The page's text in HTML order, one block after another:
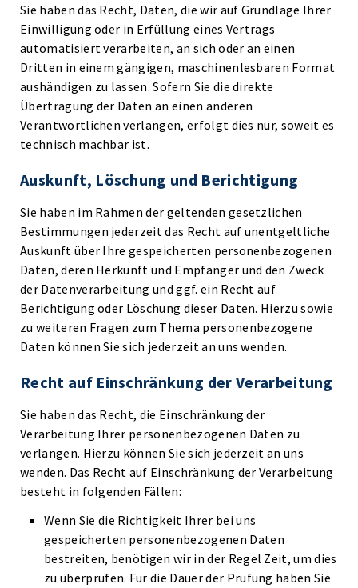
Sie haben das Recht, Daten, die wir auf Grundlage Ihrer
Einwilligung oder in Erfüllung eines Vertrags
automatisiert verarbeiten, an sich oder an einen
Dritten in einem gängigen, maschinenlesbaren Format
aushändigen zu lassen. Sofern Sie die direkte
Übertragung der Daten an einen anderen
Verantwortlichen verlangen, erfolgt dies nur, soweit es
technisch machbar ist.
Auskunft, Löschung und Berichtigung
Sie haben im Rahmen der geltenden gesetzlichen
Bestimmungen jederzeit das Recht auf unentgeltliche
Auskunft über Ihre gespeicherten personenbezogenen
Daten, deren Herkunft und Empfänger und den Zweck
der Datenverarbeitung und ggf. ein Recht auf
Berichtigung oder Löschung dieser Daten. Hierzu sowie
zu weiteren Fragen zum Thema personenbezogene
Daten können Sie sich jederzeit an uns wenden.
Recht auf Einschränkung der Verarbeitung
Sie haben das Recht, die Einschränkung der
Verarbeitung Ihrer personenbezogenen Daten zu
verlangen. Hierzu können Sie sich jederzeit an uns
wenden. Das Recht auf Einschränkung der Verarbeitung
besteht in folgenden Fällen:
Wenn Sie die Richtigkeit Ihrer bei uns
gespeicherten personenbezogenen Daten
bestreiten, benötigen wir in der Regel Zeit, um dies
zu überprüfen. Für die Dauer der Prüfung haben Sie